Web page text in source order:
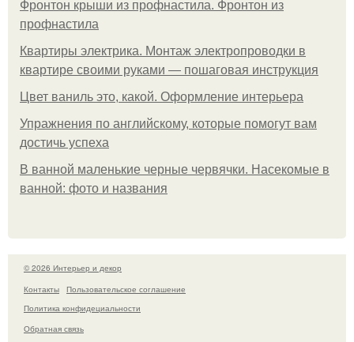
Фронтон крыши из профнастила. Фронтон из
профнастила
Квартиры электрика. Монтаж электропроводки в
квартире своими руками — пошаговая инструкция
Цвет ваниль это, какой. Оформление интерьера
Упражнения по английскому, которые помогут вам
достичь успеха
В ванной маленькие черные червячки. Насекомые в
ванной: фото и названия
© 2026 Интерьер и декор
Контакты
Пользовательское соглашение
Политика конфидециальности
Обратная связь